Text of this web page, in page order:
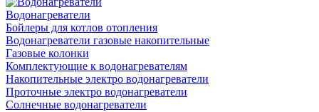
Водонагреватели
Бойлеры для котлов отопления
Водонагреватели газовые накопительные
Газовые колонки
Комплектующие к водонагревателям
Накопительные электро водонагреватели
Проточные электро водонагреватели
Солнечные водонагреватели